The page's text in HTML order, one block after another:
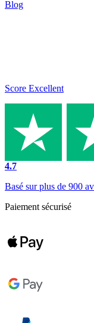
Blog
Score Excellent
4.7
Basé sur plus de 900
Paiement sécurisé